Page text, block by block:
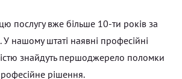
послугу вже більше 10-ти років за
У нашому штаті наявні професійні
знайдуть першоджерело поломки
рішення.